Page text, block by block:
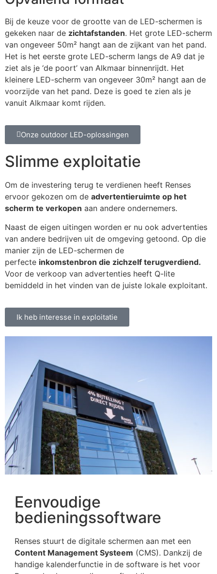
Bij de keuze voor de grootte van de LED-schermen is
gekeken naar de zichtafstanden. Het grote LED-scherm
van ongeveer 50m² hangt aan de zijkant van het pand.
Het is het eerste grote LED-scherm langs de A9 dat je
ziet als je ‘de poort’ van Alkmaar binnenrijdt. Het
kleinere LED-scherm van ongeveer 30m² hangt aan de
voorzijde van het pand. Deze is goed te zien als je
vanuit Alkmaar komt rijden.
Onze outdoor LED-oplossingen
Slimme exploitatie
Om de investering terug te verdienen heeft Renses
ervoor gekozen om de advertentieruimte op het
scherm te verkopen aan andere ondernemers.
Naast de eigen uitingen worden er nu ook advertenties
van andere bedrijven uit de omgeving getoond. Op die
manier zijn de LED-schermen de
perfecte inkomstenbron die zichzelf terugverdiend.
Voor de verkoop van advertenties heeft Q-lite
bemiddeld in het vinden van de juiste lokale exploitant.
Ik heb interesse in exploitatie
Eenvoudige
bedieningssoftware
Renses stuurt de digitale schermen aan met een
Content Management Systeem (CMS). Dankzij de
handige kalenderfunctie in de software is het voor